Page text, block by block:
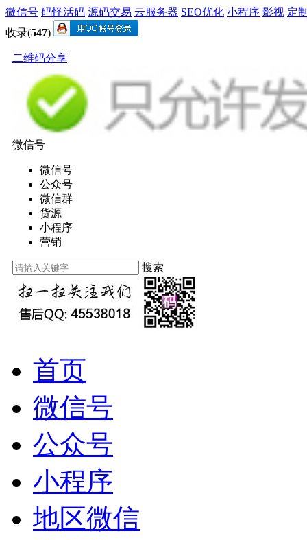
微信号 码怪活码 源码交易 云服务器 SEO优化 小程序 影视 定
收录(547)
二维码分享
微信号
微信号
公众号
微信群
货源
小程序
营销
搜索
首页
微信号
公众号
小程序
地区微信